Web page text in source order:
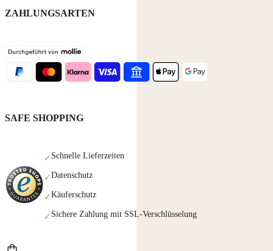
ZAHLUNGSARTEN
SAFE SHOPPING
✓ Schnelle Lieferzeiten
✓Datenschutz
✓Käuferschutz
✓ Sichere Zahlung mit SSL-Verschlüsselung